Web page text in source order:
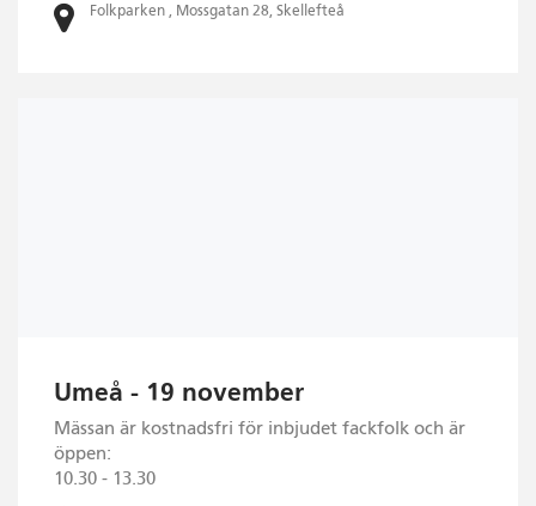
Folkparken , Mossgatan 28, Skellefteå
Umeå - 19 november
Mässan är kostnadsfri för inbjudet fackfolk och är
öppen:
10.30 - 13.30